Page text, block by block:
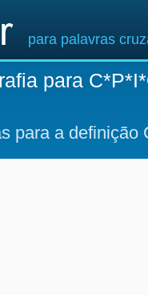
para palavras
para
para a